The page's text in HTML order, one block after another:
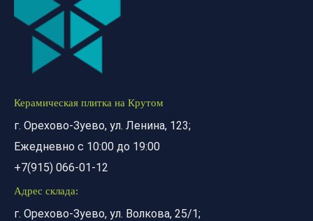
Керамическая плитка на Крутом
г. Орехово-Зуево, ул. Ленина, 123;
Ежедневно с 10:00 до 19:00
+7(915) 066-01-12
Адрес склада:
г. Орехово-Зуево, ул. Волкова, 25/1;